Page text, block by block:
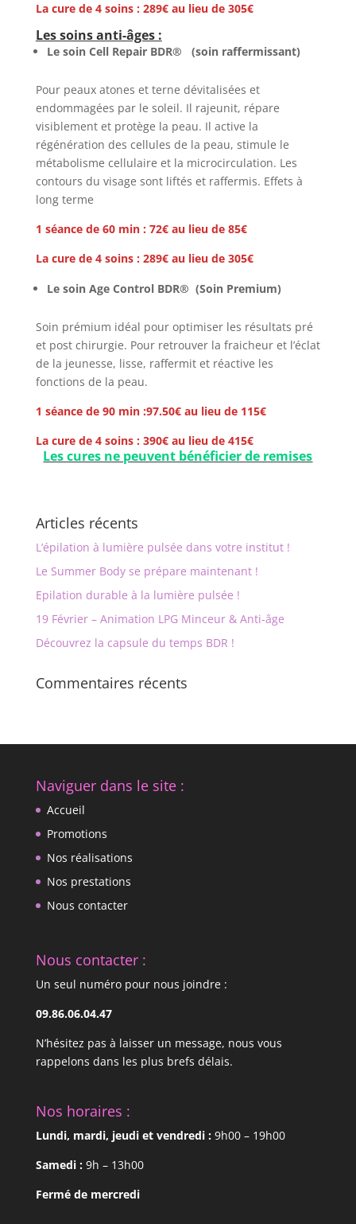
La cure de 4 soins : 289€ au lieu de 305€
Les soins anti-âges :
Le soin Cell Repair BDR® (soin raffermissant)
Pour peaux atones et terne dévitalisées et
endommagées par le soleil. Il rajeunit, répare
visiblement et protège la peau. Il active la
régénération des cellules de la peau, stimule le
métabolisme cellulaire et la microcirculation. Les
contours du visage sont liftés et raffermis. Effets à
long terme
1 séance de 60 min : 72€ au lieu de 85€
La cure de 4 soins : 289€ au lieu de 305€
Le soin Age Control BDR® (Soin Premium)
Soin prémium idéal pour optimiser les résultats pré
et post chirurgie. Pour retrouver la fraicheur et l’éclat
de la jeunesse, lisse, raffermit et réactive les
fonctions de la peau.
1 séance de 90 min :97.50€ au lieu de 115€
La cure de 4 soins : 390€ au lieu de 415€
Les cures ne peuvent bénéficier de remises
Articles récents
L’épilation à lumière pulsée dans votre institut !
Le Summer Body se prépare maintenant !
Epilation durable à la lumière pulsée !
19 Février – Animation LPG Minceur & Anti-âge
Découvrez la capsule du temps BDR !
Commentaires récents
Naviguer dans le site :
Accueil
Promotions
Nos réalisations
Nos prestations
Nous contacter
Nous contacter :
Un seul numéro pour nous joindre :
09.86.06.04.47
N’hésitez pas à laisser un message, nous vous
rappelons dans les plus brefs délais.
Nos horaires :
Lundi, mardi, jeudi et vendredi : 9h00 – 19h00
Samedi : 9h – 13h00
Fermé de mercredi